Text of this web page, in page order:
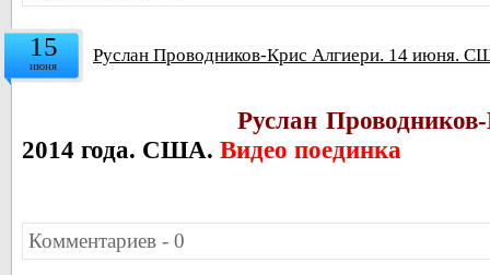
15
июня Руслан Проводников-Крис Алгиери. 14 июня.
Руслан
2014 года. США. Видео поединка
Комментариев - 0